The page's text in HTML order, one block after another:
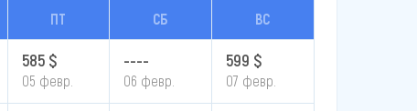
ПТ СБ ВС
585 $
05 февр.
----
06 февр.
599 $
07 февр.